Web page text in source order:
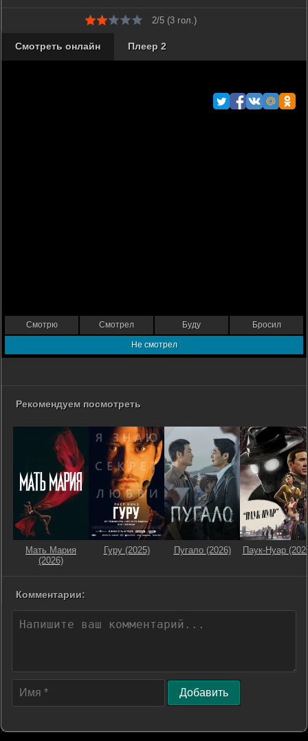
2/5 (3 гол.)
Смотреть онлайн Плеер 2
Смотрю Смотрел Буду Бросил
Не смотрел
Рекомендуем посмотреть
Мать Мария
(2026)
Гуру (2025) Пугало (2026) Паук-Нуар
Комментарии:
Добавить